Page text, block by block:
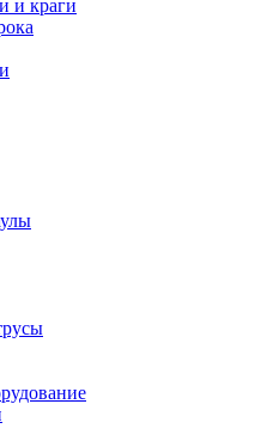
и краги